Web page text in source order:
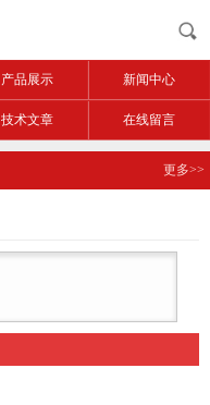
产品展示 新闻中心
技术文章 在线留言
更多>>